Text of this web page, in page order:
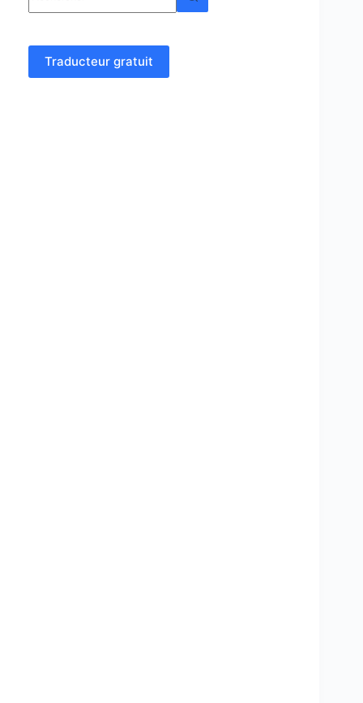
Traducteur gratuit